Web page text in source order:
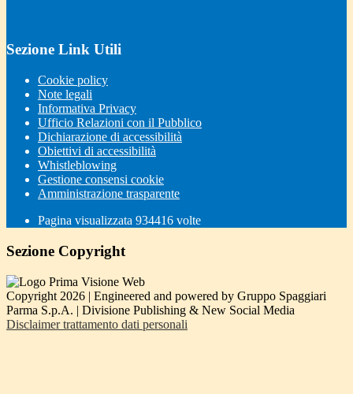
Sezione Link Utili
Cookie policy
Note legali
Informativa Privacy
Ufficio Relazioni con il Pubblico
Dichiarazione di accessibilità
Obiettivi di accessibilità
Whistleblowing
Gestione consensi cookie
Amministrazione trasparente
Pagina visualizzata 934416 volte
Sezione Copyright
Copyright 2026 | Engineered and powered by Gruppo Spaggiari
Parma S.p.A. | Divisione Publishing & New Social Media
Disclaimer trattamento dati personali